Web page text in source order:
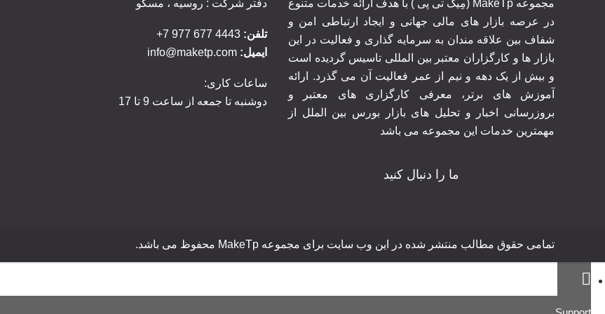
مجموعه MakeTp (مِیک تی پی ) با هدف ارائه خدمات متنوع
در عرصه بازار های مالی جهانی و ایجاد ارتباطی امن و
شفاف بین علاقه مندان به سرمایه گذاری و فعالیت در این
بازار ها و کارگزاران معتبر بین المللی تاسیس گردیده است
و بیش از یک دهه و نیم از عمر فعالیت آن می گذرد. ارائه
آموزش های برتر‍، معرفی کارگزاری های معتبر و
بروزرسانی اخبار و تحلیل های بازار بورس بین الملل از
مهمترین خدمات این مجموعه می باشد
ما را دنبال کنید
دفتر شرکت : روسیه ، مسکو
تلفن:
ایمیل:
ساعات کاری:
دوشنبه تا جمعه از ساعت 9 تا 17
تمامی حقوق مطالب منتشر شده در این وب سایت برای مجموعه MakeTp محفوظ می باشد.